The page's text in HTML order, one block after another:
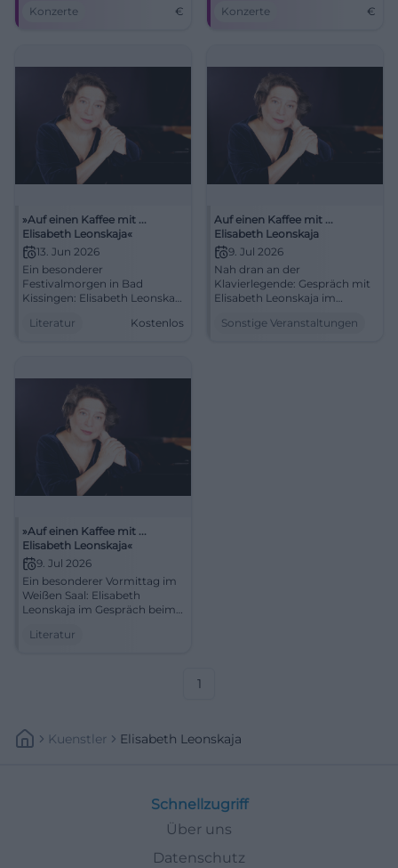
Max-Littmann-Saal.
Konzerte €
des Kissinger Sommers!
Konzerte €
»Auf einen Kaffee mit ...
Elisabeth Leonskaja«
13. Jun 2026
Ein besonderer
Festivalmorgen in Bad
Kissingen: Elisabeth Leonskaja
Kunst, Wege und Werke.
Literatur Kostenlos
Auf einen Kaffee mit ...
Elisabeth Leonskaja
9. Jul 2026
Nah dran an der
Klavierlegende: Gespräch mit
Elisabeth Leonskaja im
Eintritt und Uhrzeit folgen.
Sonstige Veranstaltungen
»Auf einen Kaffee mit ...
Elisabeth Leonskaja«
9. Jul 2026
Ein besonderer Vormittag im
Weißen Saal: Elisabeth
Leonskaja im Gespräch beim
nah, klangvoll und
Literatur
1
Kuenstler Elisabeth Leonskaja
Schnellzugriff
Über uns
Datenschutz